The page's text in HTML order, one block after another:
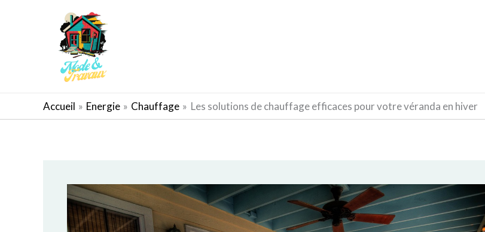
Accueil Energie Chauffage Les solutions de chauffage efficaces pour votre véranda en hiver